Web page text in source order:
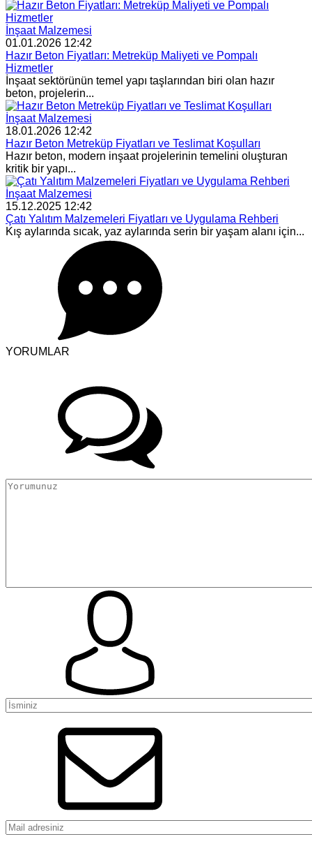
İnşaat Malzemesi
01.01.2026 12:42
Hazır Beton Fiyatları: Metreküp Maliyeti ve Pompalı
Hizmetler
İnşaat sektörünün temel yapı taşlarından biri olan hazır
beton, projelerin...
İnşaat Malzemesi
18.01.2026 12:42
Hazır Beton Metreküp Fiyatları ve Teslimat Koşulları
Hazır beton, modern inşaat projelerinin temelini oluşturan
kritik bir yapı...
İnşaat Malzemesi
15.12.2025 12:42
Çatı Yalıtım Malzemeleri Fiyatları ve Uygulama Rehberi
Kış aylarında sıcak, yaz aylarında serin bir yaşam alanı için...
YORUMLAR